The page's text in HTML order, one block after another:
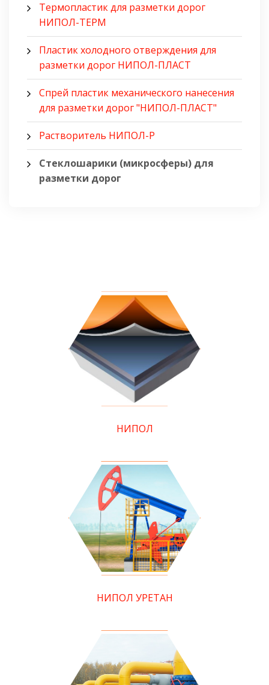
Термопластик для разметки дорог
НИПОЛ-ТЕРМ
Пластик холодного отверждения для
разметки дорог НИПОЛ-ПЛАСТ
Спрей пластик механического нанесения
для разметки дорог "НИПОЛ-ПЛАСТ"
Растворитель НИПОЛ-Р
Стеклошарики (микросферы) для
разметки дорог
НИПОЛ
НИПОЛ УРЕТАН